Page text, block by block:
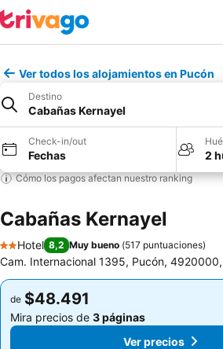
Ver todos los alojamientos en Pucón
Destino
Cabañas Kernayel
Check-in/out
Fechas 2
Cómo los pagos afectan nuestro ranking
Cabañas Kernayel
2 Estrellas
Hotel 8,2 Muy bueno (517 puntuaciones)
Cam. Internacional 1395, Pucón,
de $48.491
Mira precios de 3 páginas
Ver precios
de $48.491
Mira precios de 3 páginas
Ver precios